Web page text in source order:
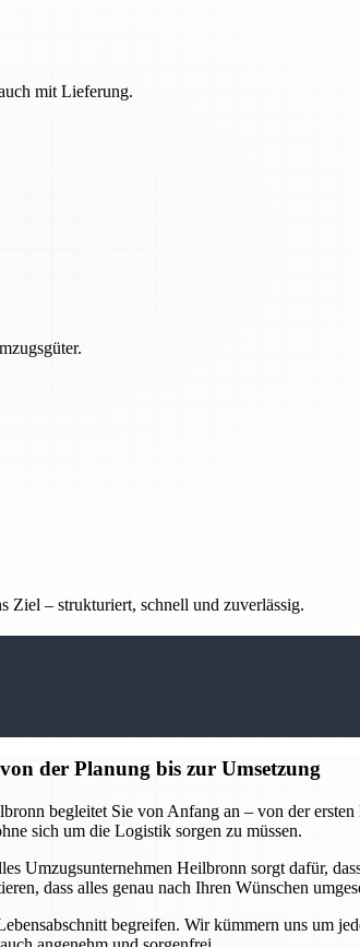
mit Lieferung.
Ziel – strukturiert, schnell und zuverlässig.
der Planung bis zur Umsetzung
begleitet Sie von Anfang an – von der
sich um die Logistik sorgen zu müssen.
Umzugsunternehmen Heilbronn sorgt dafür,
dass alles genau nach Ihren Wünschen
begreifen. Wir kümmern uns um